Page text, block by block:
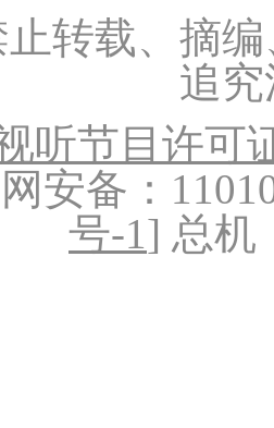
转载、摘
追
听节目许可
安备：
号-1] 总机